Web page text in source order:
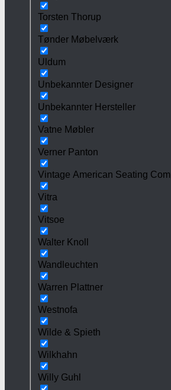
Torsten Thorup
Tønder Møbelværk
Uldum
Unbekannter Designer
Unbekannter Hersteller
Vatne Møbler
Verner Panton
Vintage American Seating
Vitra
Vitsoe
Walter Knoll
Wandleuchten
Warren Plattner
Westnofa
Wilde & Spieth
Wilkhahn
Willy Guhl